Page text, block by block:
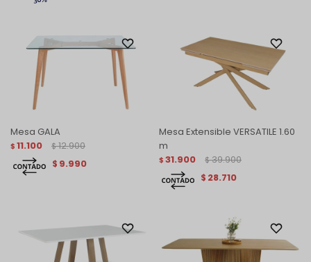
Mesa GALA
$ 11.100 $ 12.900
$ 9.990
Mesa Extensible VERSATILE 1.60
m
$ 31.900 $ 39.900
$ 28.710